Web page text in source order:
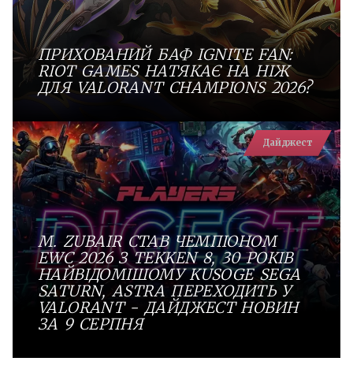
ПРИХОВАНИЙ БАФ IGNITE FAN:
RIOT GAMES НАТЯКАЄ НА НІЖ
ДЛЯ VALORANT CHAMPIONS 2026?
Дайджест
M. ZUBAIR СТАВ ЧЕМПІОНОМ
EWC 2026 З TEKKEN 8, 30 РОКІВ
НАЙВІДОМІШОМУ KUSOGE SEGA
SATURN, ASTRA ПЕРЕХОДИТЬ У
VALORANT - ДАЙДЖЕСТ НОВИН
ЗА 9 СЕРПНЯ